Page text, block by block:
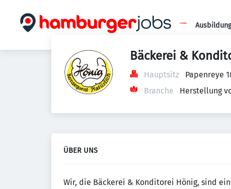
Bäckerei &
Hauptsitz
Papenreye
Branche
Herstellung
ÜBER UNS
Wir, die Bäckerei & Konditorei Hönig, sind